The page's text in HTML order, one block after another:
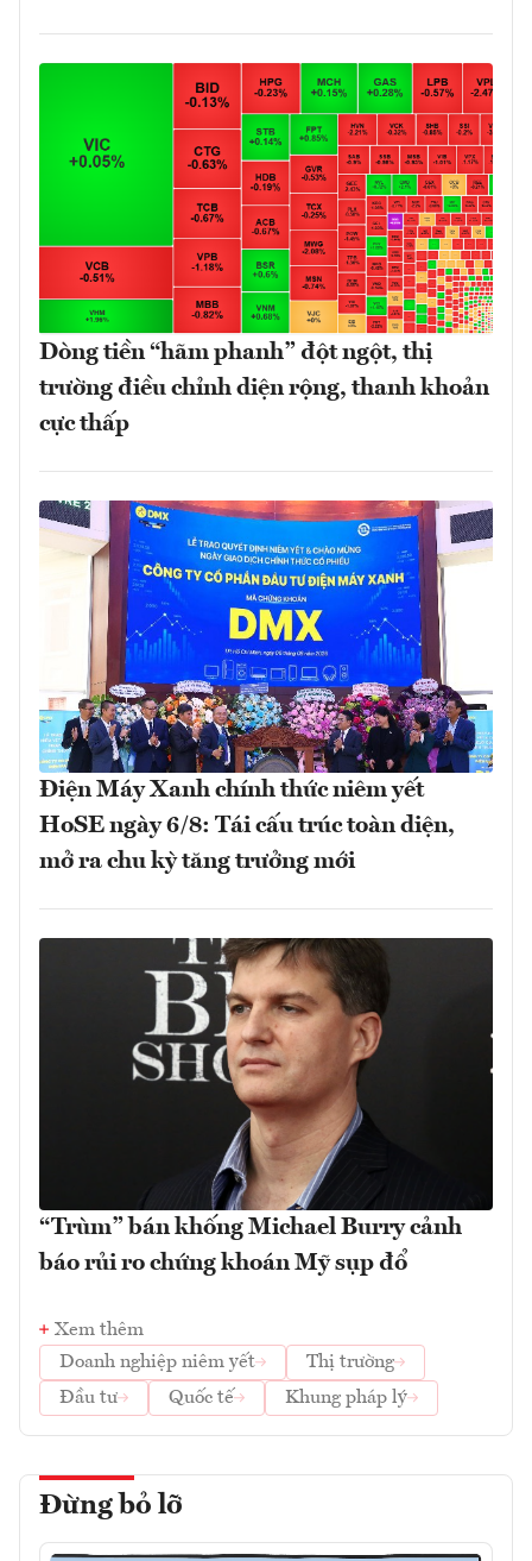
Dòng tiền “hãm phanh” đột ngột, thị
trường điều chỉnh diện rộng, thanh khoản
cực thấp
Điện Máy Xanh chính thức niêm yết
HoSE ngày 6/8: Tái cấu trúc toàn diện,
mở ra chu kỳ tăng trưởng mới
“Trùm” bán khống Michael Burry cảnh
báo rủi ro chứng khoán Mỹ sụp đổ
Xem thêm
Doanh nghiệp niêm yết
Thị trường
Đầu tư
Quốc tế Khung pháp lý
Đừng bỏ lỡ